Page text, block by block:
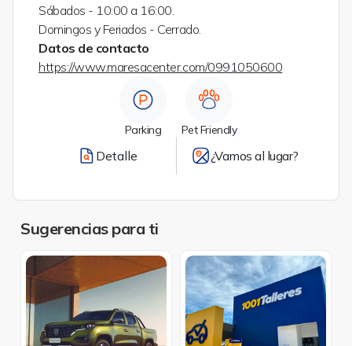
Sábados - 10:00 a 16:00.
Domingos y Feriados - Cerrado.
Datos de contacto
https://www.maresacenter.com/0991050600
Parking Pet Friendly
Detalle ¿Vamos al lugar?
Sugerencias para ti